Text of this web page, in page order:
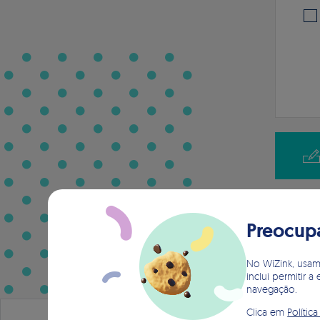
No WiZink,
inclui permitir a
navegação.
Clica em